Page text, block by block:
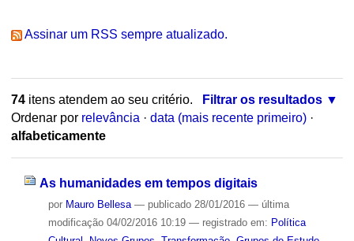
Assinar um RSS sempre atualizado.
74itens atendem ao seu critério.
Filtrar os resultados
Ordenar por relevância · data (mais recente primeiro) ·
alfabeticamente
As humanidades em tempos digitais
por Mauro Bellesa — publicado28/01/2016 — última
modificação04/02/2016 10:19 — registrado em: Política